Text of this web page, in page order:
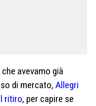
avevamo già
di mercato, Allegri
ritiro, per capire se